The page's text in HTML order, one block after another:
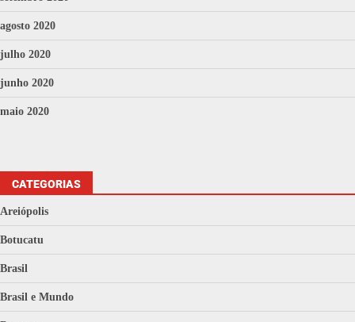
agosto 2020
julho 2020
junho 2020
maio 2020
CATEGORIAS
Areiópolis
Botucatu
Brasil
Brasil e Mundo